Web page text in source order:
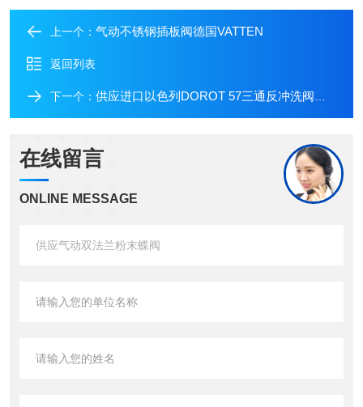
上一个： 气动不锈钢插板阀德国VATTEN
返回列表
下一个： 供应进口以色列DOROT 57三通反冲洗阀三通隔膜阀
在线留言
ONLINE MESSAGE